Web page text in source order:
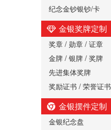
纪念金钞银钞/卡
金银奖牌定制
奖章 / 勋章 / 证章
金牌 / 银牌 / 奖牌
先进集体奖牌
奖励证书 / 荣誉证书
金银摆件定制
金银纪念盘